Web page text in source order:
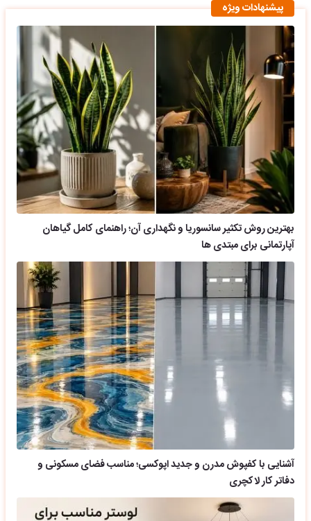
پیشنهادات ویژه
بهترین روش تکثیر سانسوریا و نگهداری آن؛ راهنمای کامل گیاهان
آپارتمانی برای مبتدی ها
آشنایی با کفپوش مدرن و جدید اپوکسی؛ مناسب فضای مسکونی و
دفاتر کار لاکچری